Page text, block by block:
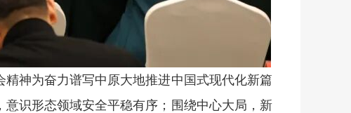
神为奋力谱写中原大地推进中国式现代化新篇
识形态领域安全平稳有序；围绕中心大局，新